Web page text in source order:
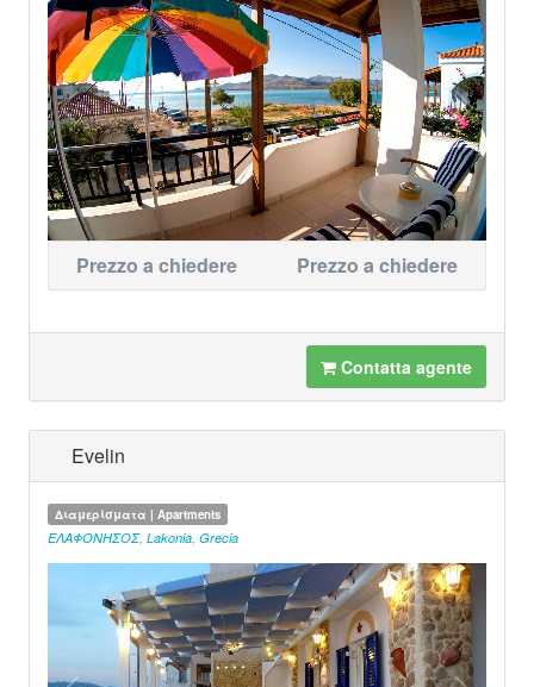
Prezzo a chiedere Prezzo a chiedere
Contatta agente
Evelin
Διαμερίσματα | Apartments
ΕΛΑΦΟΝΗΣΟΣ, Lakonia Grecia